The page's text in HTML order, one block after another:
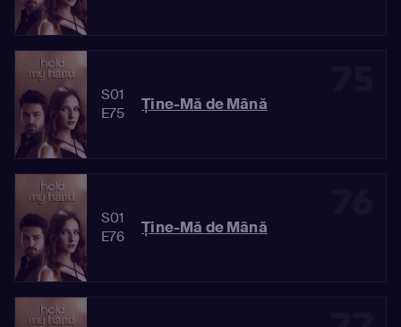
S01
E75
Ține-Mă de Mână
S01
E76
Ține-Mă de Mână